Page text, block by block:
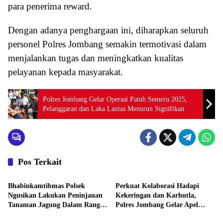
para penerima reward.
Dengan adanya penghargaan ini, diharapkan seluruh
personel Polres Jombang semakin termotivasi dalam
menjalankan tugas dan meningkatkan kualitas
pelayanan kepada masyarakat.
Polres Jombang Gelar Operasi Patuh Semeru 2025,
Pelanggaran dan Laka Lantas Menurun Signifikan
Pos Terkait
Aktivitas
Bhabinkamtibmas Polsek
Ngusikan Lakukan Peninjauan
Tanaman Jagung Dalam Rangka
Perkuat Kolaborasi Hadapi
Kekeringan dan Karhutla,
Polres Jombang Gelar Apel
Aktivitas Aktivitas